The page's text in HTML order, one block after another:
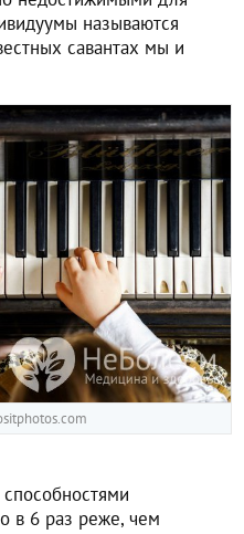
называются
савантах мы и
в 6 раз реже, чем